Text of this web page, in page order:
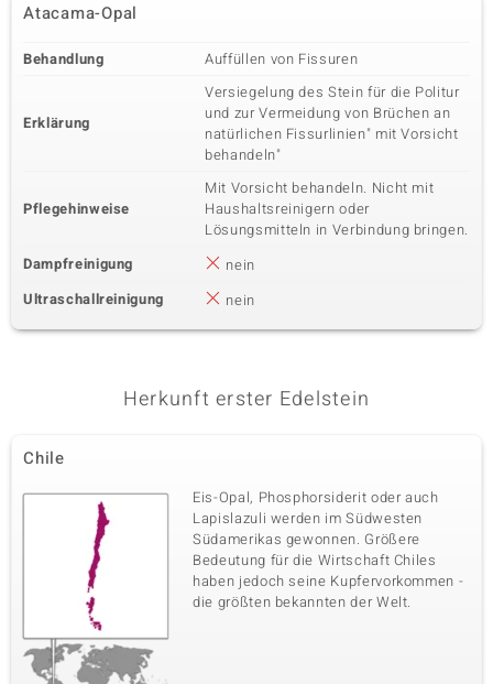
Atacama-Opal
Behandlung Auffüllen von Fissuren
Erklärung
Versiegelung des Stein für die Politur
und zur Vermeidung von Brüchen an
natürlichen Fissurlinien" mit Vorsicht
behandeln"
Pflegehinweise
Mit Vorsicht behandeln. Nicht mit
Haushaltsreinigern oder
Lösungsmitteln in Verbindung bringen.
Dampfreinigung
nein
Ultraschallreinigung
nein
Herkunft erster Edelstein
Chile
Eis-Opal, Phosphorsiderit oder auch
Lapislazuli werden im Südwesten
Südamerikas gewonnen. Größere
Bedeutung für die Wirtschaft Chiles
haben jedoch seine Kupfervorkommen -
die größten bekannten der Welt.